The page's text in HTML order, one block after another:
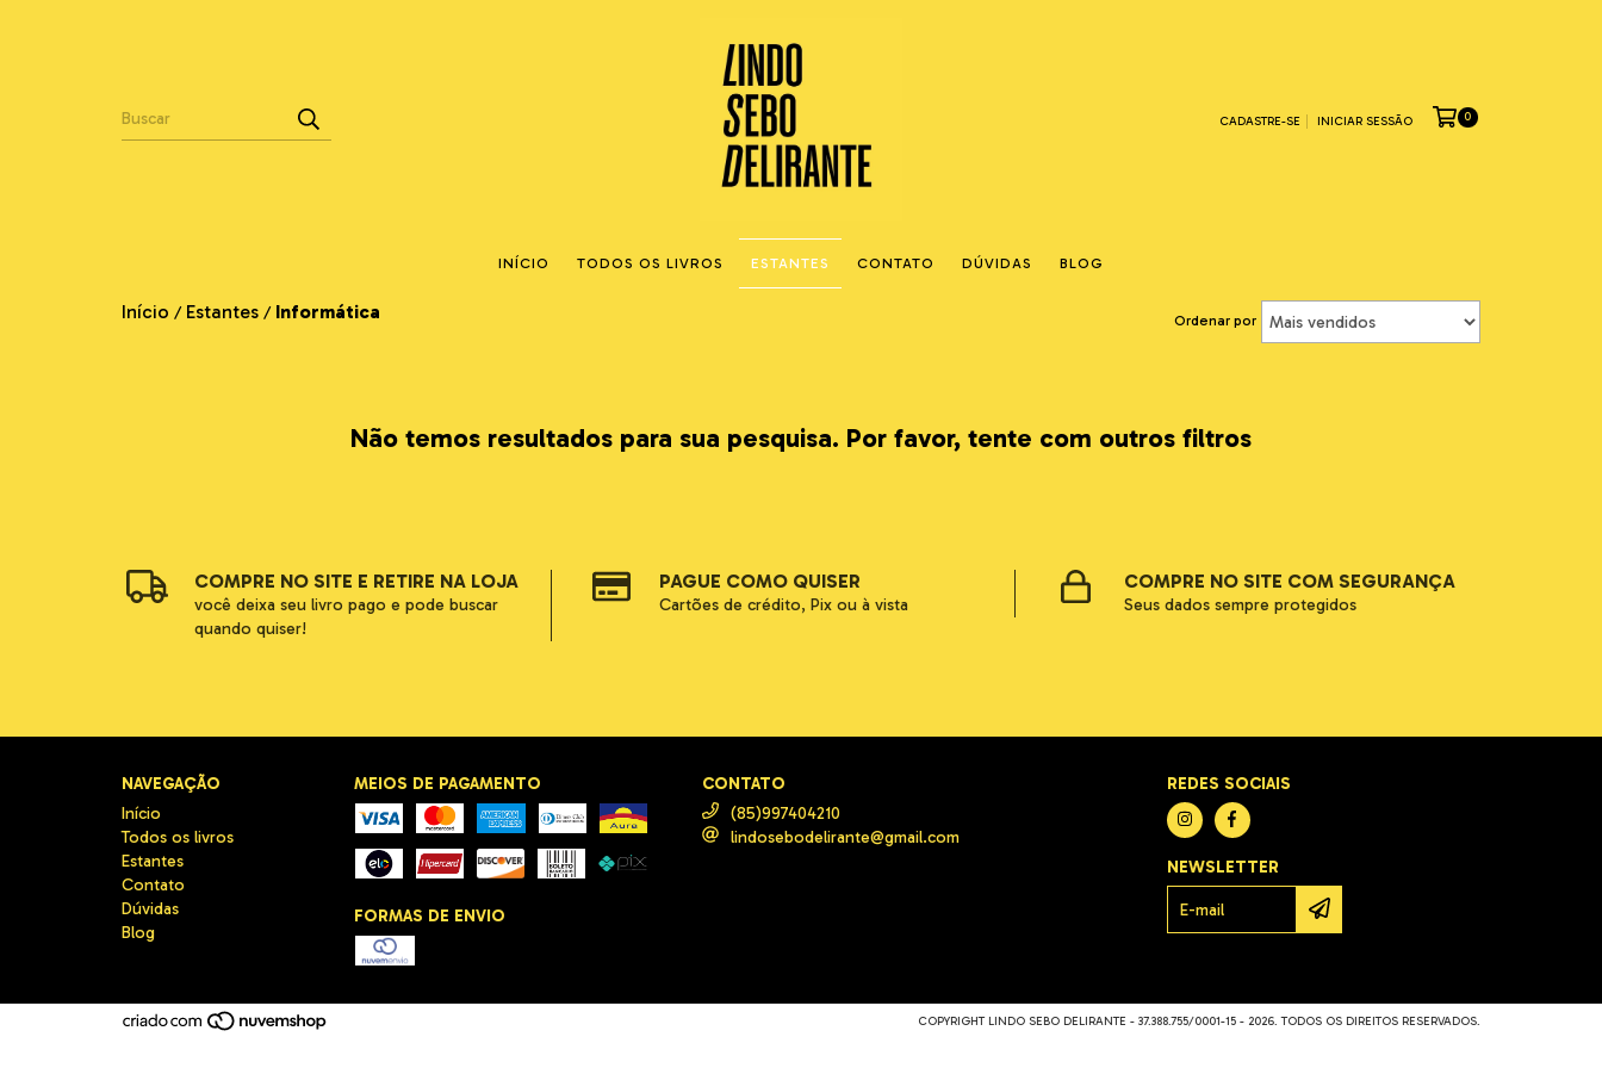
CADASTRE-SE INICIAR SESSÃO 0
INÍCIO TODOS OS LIVROS ESTANTES CONTATO DÚVIDAS BLOG
Início / Estantes / Informática Ordenar por
Não temos resultados para sua pesquisa. Por favor, tente com outros filtros
COMPRE NO SITE E RETIRE NA LOJA
você deixa seu livro pago e pode buscar
quando quiser!
PAGUE COMO QUISER
Cartões de crédito, Pix ou à vista
COMPRE NO SITE COM SEGURANÇA
Seus dados sempre protegidos
NAVEGAÇÃO
Início
Todos os livros
Estantes
Contato
Dúvidas
Blog
MEIOS DE PAGAMENTO
FORMAS DE ENVIO
CONTATO
(85)997404210
lindosebodelirante@gmail.com
REDES SOCIAIS
NEWSLETTER
COPYRIGHT LINDO SEBO DELIRANTE - 37.388.755/0001-15 - 2026. TODOS OS DIREITOS RESERVADOS.